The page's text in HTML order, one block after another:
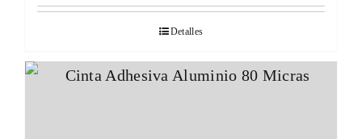
Detalles